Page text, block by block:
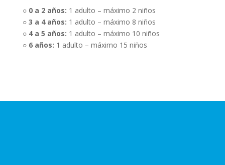
○ 0 a 2 años: 1 adulto – máximo 2 niños
○ 3 a 4 años: 1 adulto – máximo 8 niños
○ 4 a 5 años: 1 adulto – máximo 10 niños
○ 6 años: 1 adulto – máximo 15 niños